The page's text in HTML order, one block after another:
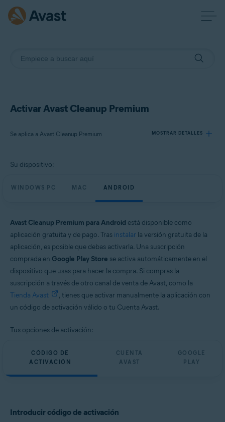
Activar Avast Cleanup Premium
Se aplica a Avast Cleanup Premium MOSTRAR DETALLES
Avast Cleanup Premium
Windows, macOS y Android
Su dispositivo:
WINDOWS PC MAC ANDROID
Avast Cleanup Premium para Android está disponible como
aplicación gratuita y de pago. Tras instalar la versión gratuita de la
aplicación, es posible que debas activarla. Una suscripción
comprada en Google Play Store se activa automáticamente en el
dispositivo que usas para hacer la compra. Si compras la
suscripción a través de otro canal de venta de Avast, como la
Tienda Avast
, tienes que activar manualmente la aplicación con
un código de activación válido o tu Cuenta Avast.
Tus opciones de activación:
CÓDIGO DE
ACTIVACIÓN
CUENTA
AVAST
GOOGLE
PLAY
Introducir código de activación